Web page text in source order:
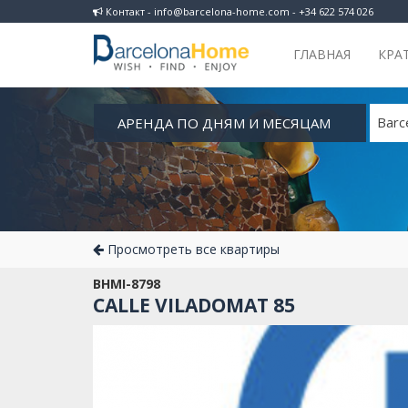
Контакт - info@barcelona-home.com - +34 622 574 026
ГЛАВНАЯ
АРЕНДА ПО ДНЯМ И МЕСЯЦАМ
Просмотреть все квартиры
BHMI-8798
CALLE VILADOMAT 85